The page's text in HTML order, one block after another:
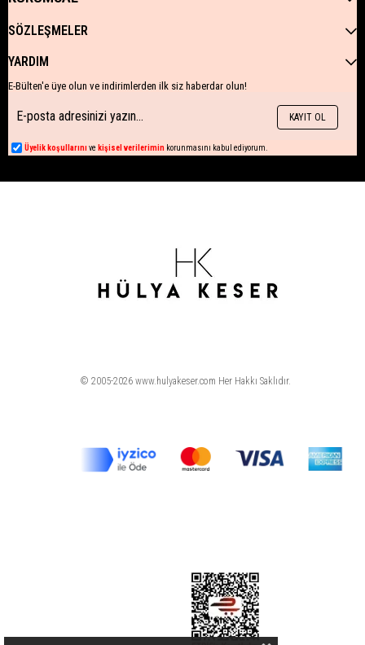
SÖZLEŞMELER
YARDIM
E-Bülten'e üye olun ve indirimlerden ilk siz haberdar olun!
KAYIT OL
Üyelik koşullarını ve kişisel verilerimin korunmasını kabul ediyorum.
© 2005-2026 www.hulyakeser.com Her Hakkı Saklıdır.